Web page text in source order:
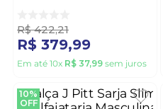
R$ 422,21
R$ 379,99
Em até 10x R$ 37,99 sem juros
10%
OFF